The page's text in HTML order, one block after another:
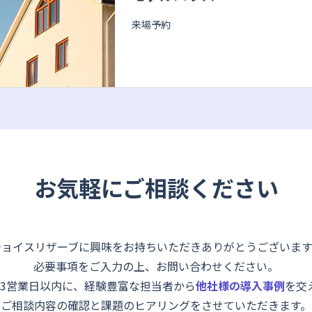
来場予約
お気軽にご相談ください
イスリザーブに興味をお持ちいただきありがとうございます
必要事項をご入力の上、お問い合わせください。
営業日以内に、経験豊富な担当者から他社様の導入事例を交
ご相談内容の確認と課題のヒアリングをさせていただきます。